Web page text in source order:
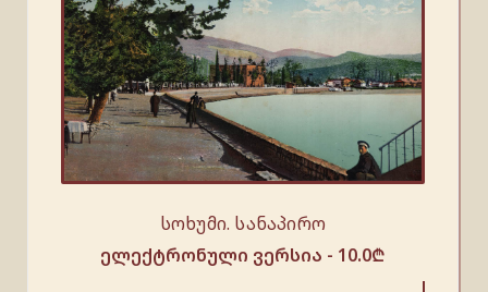
სოხუმი. სანაპირო
ელექტრონული ვერსია - 10.0₾